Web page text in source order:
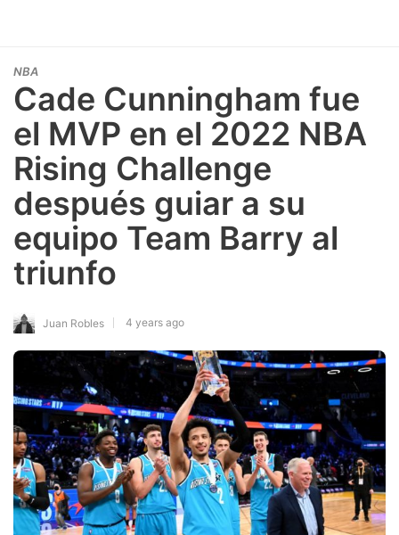
NBA
Cade Cunningham fue
el MVP en el 2022 NBA
Rising Challenge
después guiar a su
equipo Team Barry al
triunfo
Juan Robles 4 years ago